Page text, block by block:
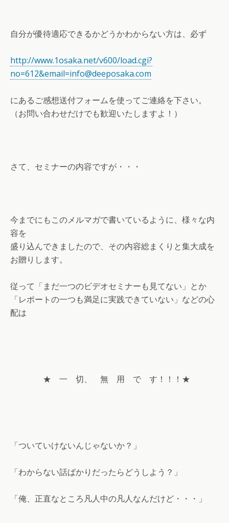
自分が優待適応できるかどうかわからない方は、必ず
http://www.1osaka.net/v600/load.cgi?
no=612&email=info@deeposaka.com
にあるご感想送付フォームを使ってご連絡を下さい。
（お問い合わせだけでも歓迎いたしますよ！）
さて、セミナーの内容ですが・・・
今までにもこのメルマガで書いているように、様々な内
容を
盛り込んできましたので、その内容総まくりと集大成を
お贈りします。
従って「まだ一つのビデオセミナーも見てない」とか
「レポートの一つも満足に実践できていない」などの心
配は
★ 一 切、 無 用 で す！！！★
「ついていけないんじゃないか？」
「わからない話ばかりだったらどうしよう？」
「俺、正直なところ凡人中の凡人なんだけど・・・」